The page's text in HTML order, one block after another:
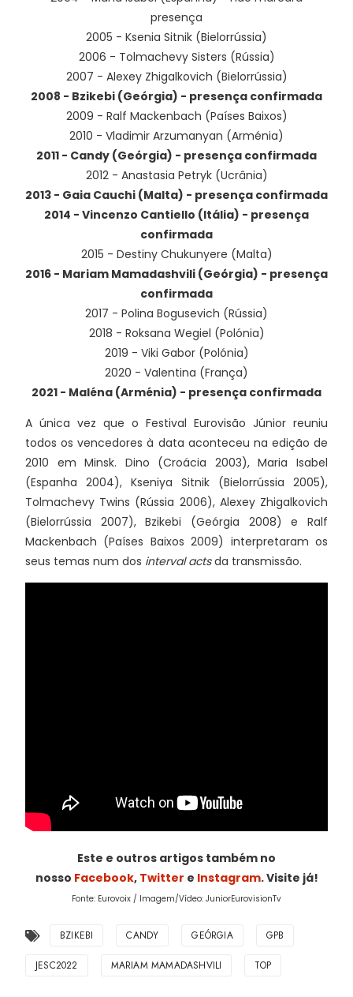
presença
2005 - Ksenia Sitnik (Bielorrússia)
2006 - Tolmachevy Sisters (Rússia)
2007 - Alexey Zhigalkovich (Bielorrússia)
2008 - Bzikebi (Geórgia) - presença confirmada
2009 - Ralf Mackenbach (Países Baixos)
2010 - Vladimir Arzumanyan (Arménia)
2011 - Candy (Geórgia) - presença confirmada
2012 - Anastasia Petryk (Ucrânia)
2013 - Gaia Cauchi (Malta) - presença confirmada
2014 - Vincenzo Cantiello (Itália) - presença
confirmada
2015 - Destiny Chukunyere (Malta)
2016 - Mariam Mamadashvili (Geórgia) - presença
confirmada
2017 - Polina Bogusevich (Rússia)
2018 - Roksana Wegiel (Polónia)
2019 - Viki Gabor (Polónia)
2020 - Valentina (França)
2021 - Maléna (Arménia) - presença confirmada
A única vez que o Festival Eurovisão Júnior reuniu
todos os vencedores à data aconteceu na edição de
2010 em Minsk. Dino (Croácia 2003), Maria Isabel
(Espanha 2004), Kseniya Sitnik (Bielorrússia 2005),
Tolmachevy Twins (Rússia 2006), Alexey Zhigalkovich
(Bielorrússia 2007), Bzikebi (Geórgia 2008) e Ralf
Mackenbach (Países Baixos 2009) interpretaram os
seus temas num dos interval actsda transmissão.
Este e outros artigos também no
nosso Facebook, Twitter e Instagram. Visite já!
Fonte: Eurovoix / Imagem/Vídeo: JuniorEurovisionTv
BZIKEBI CANDY GEÓRGIA GPB
JESC2022 MARIAM MAMADASHVILI TOP